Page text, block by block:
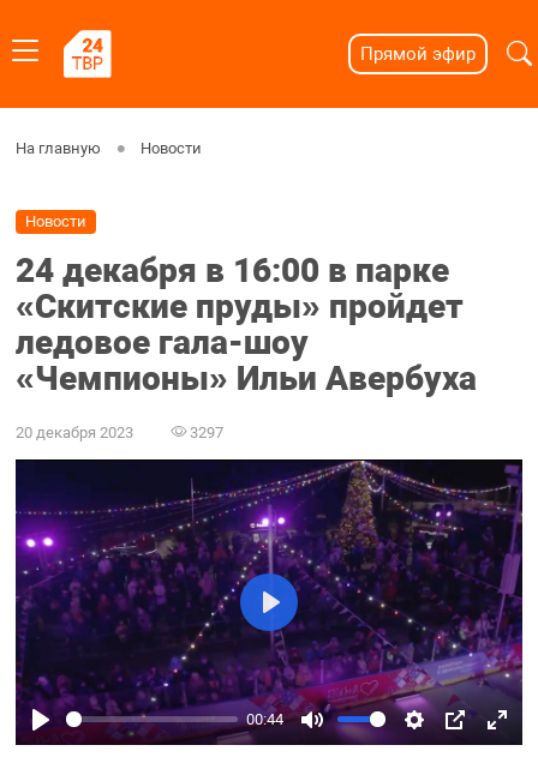
Прямой эфир
На главную Новости
Новости
24 декабря в 16:00 в парке
«Скитские пруды» пройдет
ледовое гала-шоу
«Чемпионы» Ильи Авербуха
20 декабря 2023 3297
Play
00:44
Mute Settings
PIP
Enter
Play